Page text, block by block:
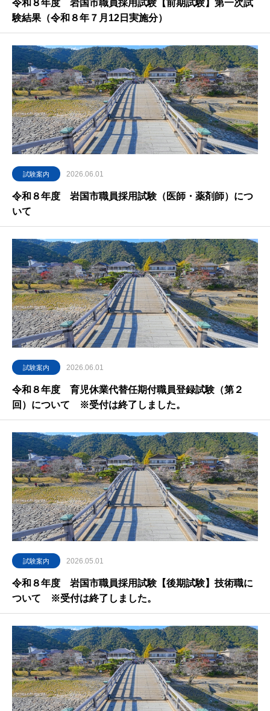
令和８年度 岩国市職員採用試験【前期試験】第一次試
験結果（令和８年７月12日実施分）
試験案内 2026.06.01
令和８年度 岩国市職員採用試験（医師・薬剤師）につ
いて
試験案内 2026.06.01
令和８年度 育児休業代替任期付職員登録試験（第２
回）について ※受付は終了しました。
試験案内 2026.05.01
令和８年度 岩国市職員採用試験【後期試験】技術職に
ついて ※受付は終了しました。